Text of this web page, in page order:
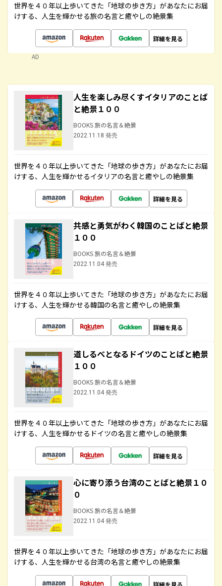
世界を４０年以上歩いてきた「地球の歩き方」があなたにお届
けする、人生を輝かせる旅の名言と癒やしの絶景集
詳細を見る
AD
人生を楽しみ尽くすイタリアのことば
と絶景１００
BOOKS 旅の名言＆絶景
2022.11.18 発売
世界を４０年以上歩いてきた「地球の歩き方」があなたにお届
けする、人生を輝かせるイタリアの名言と癒やしの絶景集
詳細を見る
共感と勇気がわく韓国のことばと絶景
１００
BOOKS 旅の名言＆絶景
2022.11.04 発売
世界を４０年以上歩いてきた「地球の歩き方」があなたにお届
けする、人生を輝かせる韓国の名言と癒やしの絶景集
詳細を見る
道しるべとなるドイツのことばと絶景
１００
BOOKS 旅の名言＆絶景
2022.11.04 発売
世界を４０年以上歩いてきた「地球の歩き方」があなたにお届
けする、人生を輝かせるドイツの名言と癒やしの絶景集
詳細を見る
心に寄り添う台湾のことばと絶景１０
０
BOOKS 旅の名言＆絶景
2022.11.04 発売
世界を４０年以上歩いてきた「地球の歩き方」があなたにお届
けする、人生を輝かせる台湾の名言と癒やしの絶景集
詳細を見る